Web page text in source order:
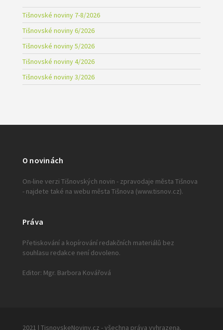
Tišnovské noviny 7-8/2026
Tišnovské noviny 6/2026
Tišnovské noviny 5/2026
Tišnovské noviny 4/2026
Tišnovské noviny 3/2026
O novinách
On-line verzi Tišnovských novin - zpravodaje města Tišnova
- najdete také na webu města Tišnova (www.tisnov.cz).
Práva
Přetiskování a kopírování redakčních materiálů bez
souhlasu redakce není dovoleno.
Editor: Mgr. Barbora Kovářová
2021 | TisnovskeNoviny.cz - všechna práva vyhrazena.